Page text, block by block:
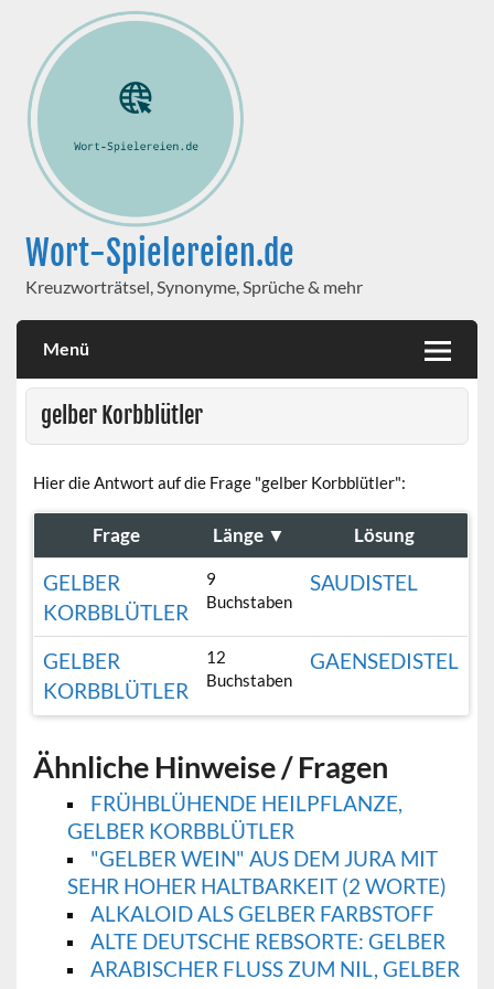
Wort-Spielereien.de
Kreuzworträtsel, Synonyme, Sprüche & mehr
Menü
gelber Korbblütler
Hier die Antwort auf die Frage "gelber Korbblütler":
Frage Länge ▼ Lösung
GELBER
KORBBLÜTLER
9
Buchstaben
SAUDISTEL
GELBER
KORBBLÜTLER
12
Buchstaben
GAENSEDISTEL
Ähnliche Hinweise / Fragen
FRÜHBLÜHENDE HEILPFLANZE,
GELBER KORBBLÜTLER
"GELBER WEIN" AUS DEM JURA MIT
SEHR HOHER HALTBARKEIT (2 WORTE)
ALKALOID ALS GELBER FARBSTOFF
ALTE DEUTSCHE REBSORTE: GELBER
ARABISCHER FLUSS ZUM NIL, GELBER